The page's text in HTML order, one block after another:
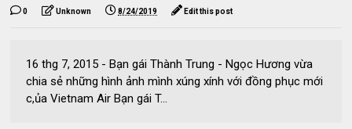
0 Unknown 8/24/2019 Edit this post
16 thg 7, 2015 - Bạn gái Thành Trung - Ngọc Hương vừa
chia sẻ những hình ảnh mình xúng xính với đồng phục mới
c,ủa Vietnam Air Bạn gái T...